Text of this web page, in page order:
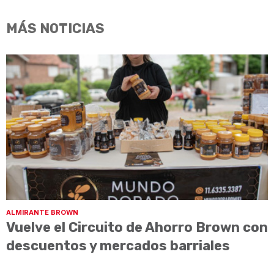
MÁS NOTICIAS
ALMIRANTE BROWN
Vuelve el Circuito de Ahorro Brown con
descuentos y mercados barriales